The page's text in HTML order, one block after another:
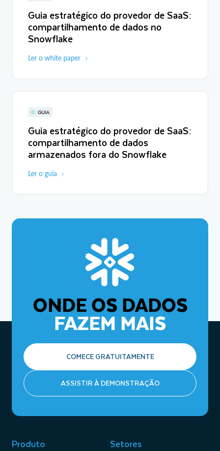
Guia estratégico do provedor de SaaS:
compartilhamento de dados no
Snowflake
Ler o white paper
GUIA
Guia estratégico do provedor de SaaS:
compartilhamento de dados
armazenados fora do Snowflake
Ler o guia
ONDE OS DADOS
FAZEM MAIS
COMECE GRATUITAMENTE
ASSISTIR À DEMONSTRAÇÃO
Produto Setores